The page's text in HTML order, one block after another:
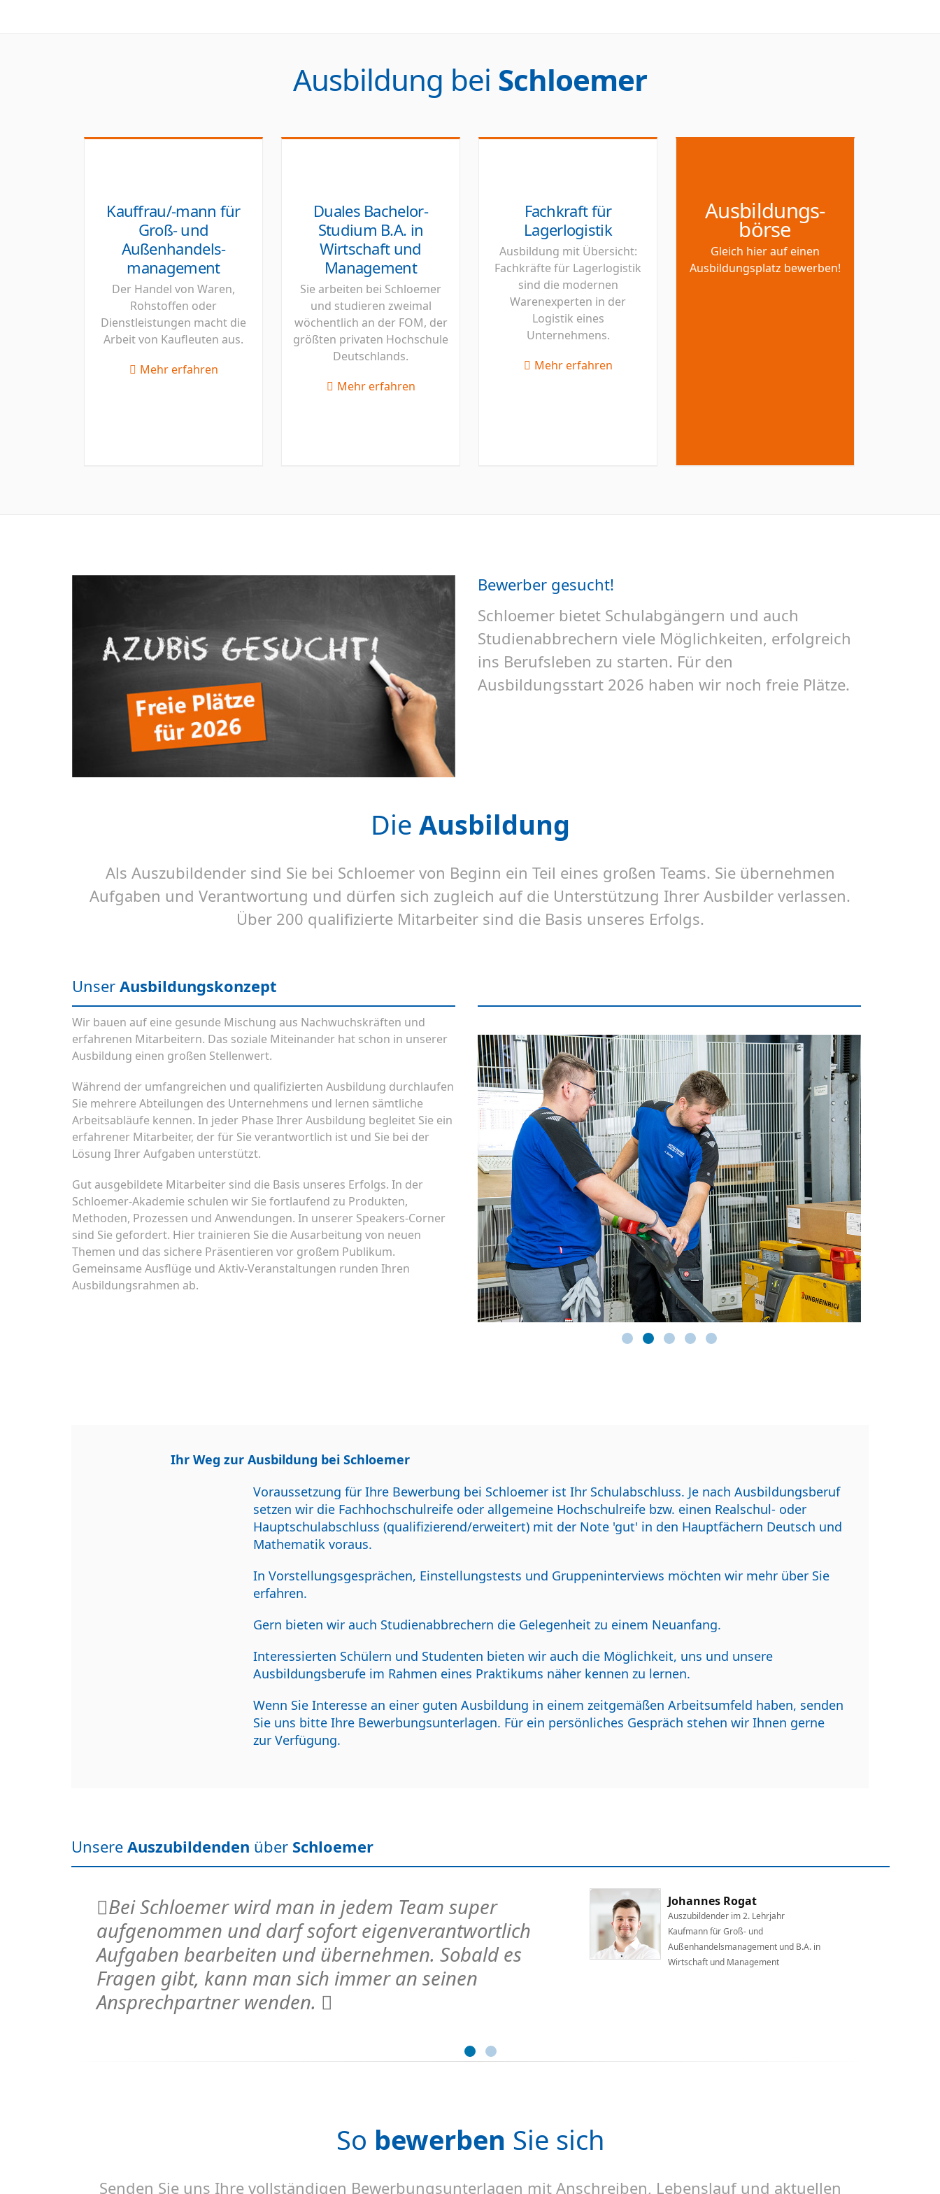
Ausbildung bei Schloemer
Kauffrau/-mann für
Groß- und
Außenhandels-
management
Der Handel von Waren,
Rohstoffen oder
Dienstleistungen macht die
Arbeit von Kaufleuten aus.
Mehr erfahren
Duales Bachelor-
Studium B.A. in
Wirtschaft und
Management
Sie arbeiten bei Schloemer
und studieren zweimal
wöchentlich an der FOM, der
größten privaten Hochschule
Deutschlands.
Mehr erfahren
Fachkraft für
Lagerlogistik
Ausbildung mit Übersicht:
Fachkräfte für Lagerlogistik
sind die modernen
Warenexperten in der
Logistik eines
Unternehmens.
Mehr erfahren
Ausbildungs-
börse
Gleich hier auf einen
Ausbildungsplatz bewerben!
Bewerber gesucht!
Schloemer bietet Schulabgängern und auch
Studienabbrechern viele Möglichkeiten, erfolgreich
ins Berufsleben zu starten. Für den
Ausbildungsstart 2026 haben wir noch freie Plätze.
Die Ausbildung
Als Auszubildender sind Sie bei Schloemer von Beginn ein Teil eines großen Teams. Sie übernehmen
Aufgaben und Verantwortung und dürfen sich zugleich auf die Unterstützung Ihrer Ausbilder verlassen.
Über 200 qualifizierte Mitarbeiter sind die Basis unseres Erfolgs.
Unser Ausbildungskonzept
Wir bauen auf eine gesunde Mischung aus Nachwuchskräften und
erfahrenen Mitarbeitern. Das soziale Miteinander hat schon in unserer
Ausbildung einen großen Stellenwert.
Während der umfangreichen und qualifizierten Ausbildung durchlaufen
Sie mehrere Abteilungen des Unternehmens und lernen sämtliche
Arbeitsabläufe kennen. In jeder Phase Ihrer Ausbildung begleitet Sie ein
erfahrener Mitarbeiter, der für Sie verantwortlich ist und Sie bei der
Lösung Ihrer Aufgaben unterstützt.
Gut ausgebildete Mitarbeiter sind die Basis unseres Erfolgs. In der
Schloemer-Akademie schulen wir Sie fortlaufend zu Produkten,
Methoden, Prozessen und Anwendungen. In unserer Speakers-Corner
sind Sie gefordert. Hier trainieren Sie die Ausarbeitung von neuen
Themen und das sichere Präsentieren vor großem Publikum.
Gemeinsame Ausflüge und Aktiv-Veranstaltungen runden Ihren
Ausbildungsrahmen ab.
Ihr Weg zur Ausbildung bei Schloemer
Voraussetzung für Ihre Bewerbung bei Schloemer ist Ihr Schulabschluss. Je nach Ausbildungsberuf
setzen wir die Fachhochschulreife oder allgemeine Hochschulreife bzw. einen Realschul- oder
Hauptschulabschluss (qualifizierend/erweitert) mit der Note 'gut' in den Hauptfächern Deutsch und
Mathematik voraus.
In Vorstellungsgesprächen, Einstellungstests und Gruppeninterviews möchten wir mehr über Sie
erfahren.
Gern bieten wir auch Studienabbrechern die Gelegenheit zu einem Neuanfang.
Interessierten Schülern und Studenten bieten wir auch die Möglichkeit, uns und unsere
Ausbildungsberufe im Rahmen eines Praktikums näher kennen zu lernen.
Wenn Sie Interesse an einer guten Ausbildung in einem zeitgemäßen Arbeitsumfeld haben, senden
Sie uns bitte Ihre Bewerbungsunterlagen. Für ein persönliches Gespräch stehen wir Ihnen gerne
zur Verfügung.
Unsere Auszubildenden über Schloemer
Bei Schloemer wird man in jedem Team super
aufgenommen und darf sofort eigenverantwortlich
Aufgaben bearbeiten und übernehmen. Sobald es
Fragen gibt, kann man sich immer an seinen
Ansprechpartner wenden.
Johannes Rogat
Auszubildender im 2. Lehrjahr
Kaufmann für Groß- und
Außenhandelsmanagement und B.A. in
Wirtschaft und Management
So bewerben Sie sich
Senden Sie uns Ihre vollständigen Bewerbungsunterlagen mit Anschreiben, Lebenslauf und aktuellen